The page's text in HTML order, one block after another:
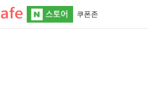
쿠폰존